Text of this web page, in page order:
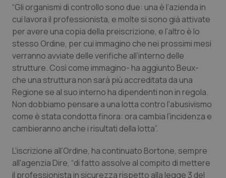
Quotidiano Chirurgia
Quotidiano Oncologia
Quotidiano Pediatria
Rene & patologie urogenitali
Salute orale & impianti
Sangue & coagulazione
“Gli organismi di controllo sono due: una è l’azienda in
cui lavora il professionista, e molte si sono già attivate
per avere una copia della preiscrizione, e l’altro è lo
stesso Ordine, per cui immagino che nei prossimi mesi
verranno avviate delle verifiche all’interno delle
strutture. Così come immagino- ha aggiunto Beux-
che una struttura non sarà più accreditata da una
Regione se al suo interno ha dipendenti non in regola.
Non dobbiamo pensare a una lotta contro l’abusivismo
come è stata condotta finora: ora cambia l’incidenza e
cambieranno anche i risultati della lotta”.
L’iscrizione all’Ordine, ha continuato Bortone, sempre
all'agenzia Dire, “di fatto assolve al compito di mettere
il professionista in sicurezza rispetto alla legge 3 del